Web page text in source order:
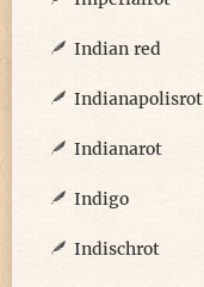
Indian red
Indianapolisrot
Indianarot
Indigo
Indischrot